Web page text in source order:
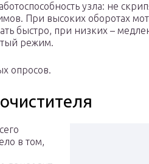
узла: не
При высоких оборотах
быстро, при низких –
режим.
опросов.
в том,